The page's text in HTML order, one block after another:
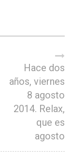
Hace dos
años, viernes
8 agosto
2014. Relax,
que es
agosto